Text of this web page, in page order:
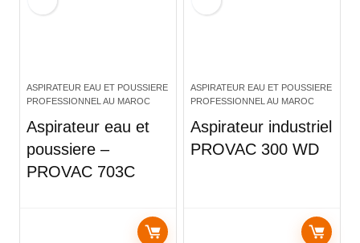
ASPIRATEUR EAU ET POUSSIERE
PROFESSIONNEL AU MAROC
Aspirateur eau et
poussiere –
PROVAC 703C
ASPIRATEUR EAU ET POUSSIERE
PROFESSIONNEL AU MAROC
Aspirateur industriel
PROVAC 300 WD